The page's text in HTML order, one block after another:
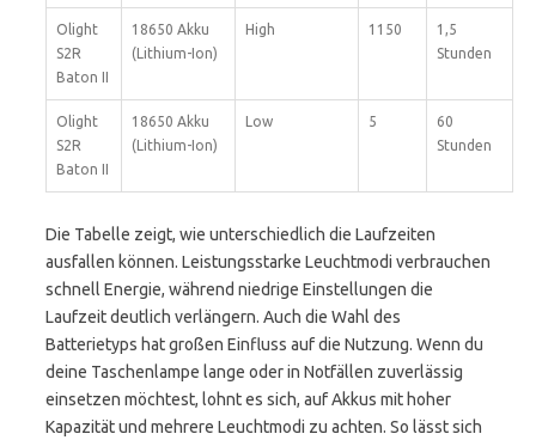
Olight
S2R
Baton II
18650 Akku
(Lithium-Ion)
High 1150
1,5
Stunden
Olight
S2R
Baton II
18650 Akku
(Lithium-Ion)
Low 5
60
Stunden
Die Tabelle zeigt, wie unterschiedlich die Laufzeiten
ausfallen können. Leistungsstarke Leuchtmodi verbrauchen
schnell Energie, während niedrige Einstellungen die
Laufzeit deutlich verlängern. Auch die Wahl des
Batterietyps hat großen Einfluss auf die Nutzung. Wenn du
deine Taschenlampe lange oder in Notfällen zuverlässig
einsetzen möchtest, lohnt es sich, auf Akkus mit hoher
Kapazität und mehrere Leuchtmodi zu achten. So lässt sich